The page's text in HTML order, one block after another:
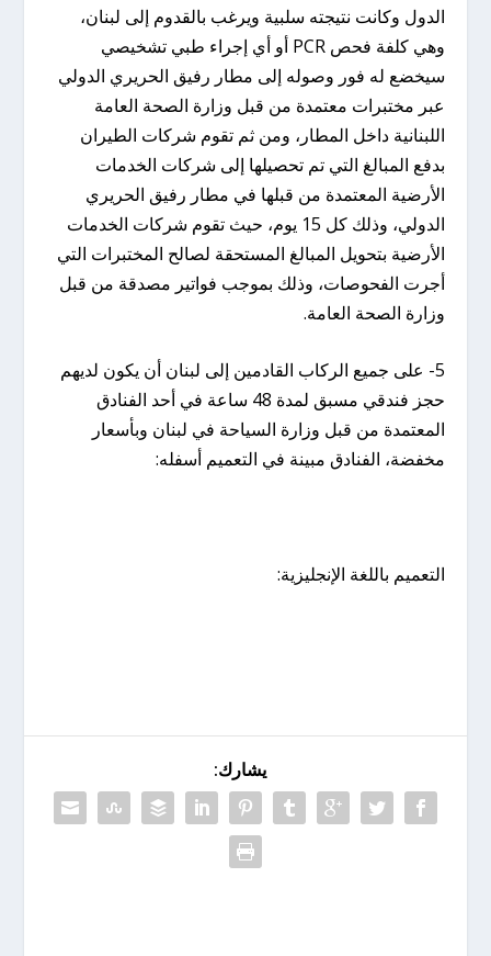
الدول وكانت نتيجته سلبية ويرغب بالقدوم إلى لبنان،
وهي كلفة فحص PCR أو أي إجراء طبي تشخيصي
سيخضع له فور وصوله إلى مطار رفيق الحريري الدولي
عبر مختبرات معتمدة من قبل وزارة الصحة العامة
اللبنانية داخل المطار، ومن ثم تقوم شركات الطيران
بدفع المبالغ التي تم تحصيلها إلى شركات الخدمات
الأرضية المعتمدة من قبلها في مطار رفيق الحريري
الدولي، وذلك كل 15 يوم، حيث تقوم شركات الخدمات
الأرضية بتحويل المبالغ المستحقة لصالح المختبرات التي
أجرت الفحوصات، وذلك بموجب فواتير مصدقة من قبل
وزارة الصحة العامة.
5- على جميع الركاب القادمين إلى لبنان أن يكون لديهم
حجز فندقي مسبق لمدة 48 ساعة في أحد الفنادق
المعتمدة من قبل وزارة السياحة في لبنان وبأسعار
مخفضة، الفنادق مبينة في التعميم أسفله:
التعميم باللغة الإنجليزية:
يشارك: